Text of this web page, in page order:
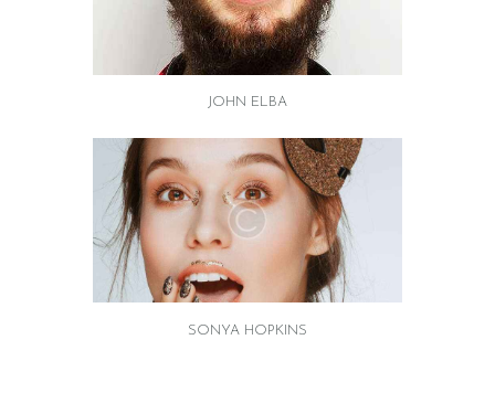
JOHN ELBA
SONYA HOPKINS